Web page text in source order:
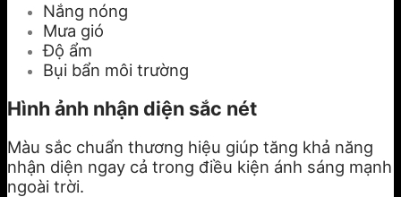
Nắng nóng
Mưa gió
Độ ẩm
Bụi bẩn môi trường
Hình ảnh nhận diện sắc nét
Màu sắc chuẩn thương hiệu giúp tăng khả năng
nhận diện ngay cả trong điều kiện ánh sáng mạnh
ngoài trời.